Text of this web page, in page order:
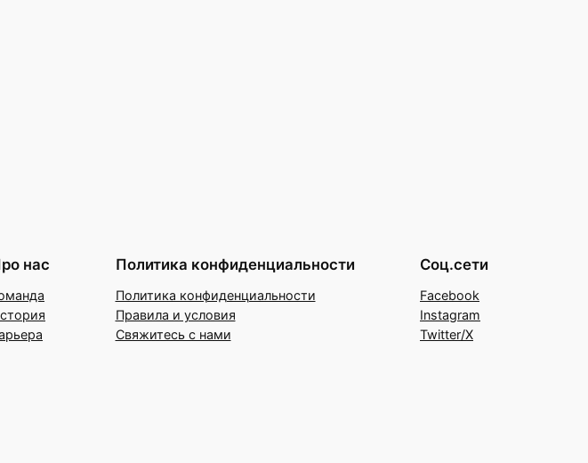
нас Политика конфиденциальности
Политика конфиденциальности
Правила и условия
Свяжитесь с нами
Соц.сети
Facebook
Instagram
Twitter/X